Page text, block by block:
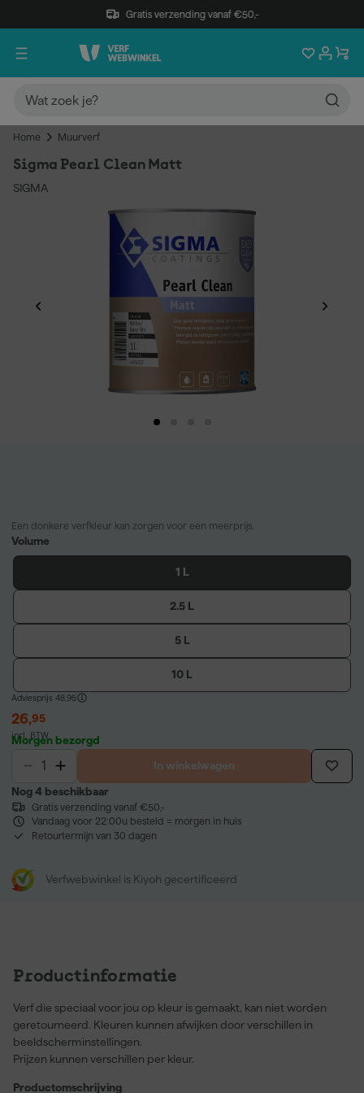
Gratis verzending vanaf €50,-
Home Muurverf
Sigma Pearl Clean Matt
SIGMA
Een donkere verfkleur kan zorgen voor een meerprijs.
Volume
1 L
2.5 L
5 L
10 L
Adviesprijs 48,95
26,95
incl. BTW
Morgen bezorgd
In winkelwagen
Nog 4 beschikbaar
Gratis verzending vanaf €50,-
Vandaag voor 22:00u besteld = morgen in huis
Retourtermijn van 30 dagen
Verfwebwinkel is Kiyoh gecertificeerd
Productinformatie
Verf die speciaal voor jou op kleur is gemaakt, kan niet worden
geretourneerd. Kleuren kunnen afwijken door verschillen in
beeldscherminstellingen.
Prijzen kunnen verschillen per kleur.
Productomschrijving